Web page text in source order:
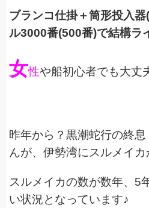
ブランコ仕掛＋筒形投入
ル3000番(500番)で結構ラ
女性や船初心者でも大丈
昨年から？黒潮蛇行の終
んが、伊勢湾にスルメイ
スルメイカの数が数年、5
い状況となっています♪